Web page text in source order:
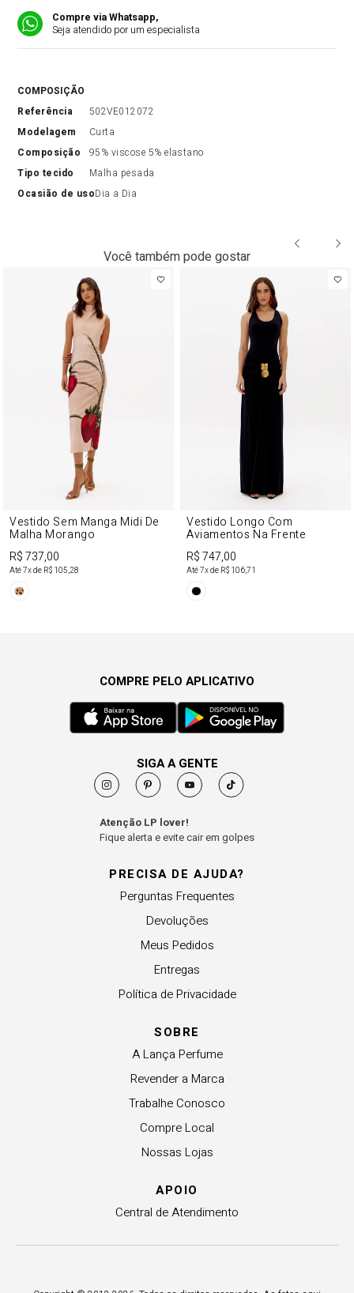
Compre via Whatsapp,
Seja atendido por um especialista
COMPOSIÇÃO
referência
502VE012072
modelagem
Curta
composição
95% viscose 5% elastano
tipo tecido
Malha pesada
ocasião de usoDia a Dia
Você também pode gostar
Vestido Sem Manga Midi De
Malha Morango
R$ 737,00
Até7x de R$ 105,28
Vestido Longo Com
Aviamentos Na Frente
R$ 747,00
Até7x de R$ 106,71
PRECISA DE AJUDA?
Perguntas Frequentes
Devoluções
Meus Pedidos
Entregas
Política de Privacidade
SOBRE
A Lança Perfume
Revender a Marca
Trabalhe Conosco
Compre Local
Nossas Lojas
APOIO
Central de Atendimento
COMPRE PELO APLICATIVO
SIGA A GENTE
Atenção LP lover!
Fique alerta e evite cair em golpes